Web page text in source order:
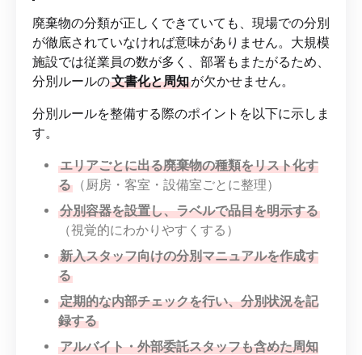
廃棄物の分類が正しくできていても、現場での分別
が徹底されていなければ意味がありません。大規模
施設では従業員の数が多く、部署もまたがるため、
分別ルールの文書化と周知が欠かせません。
分別ルールを整備する際のポイントを以下に示しま
す。
エリアごとに出る廃棄物の種類をリスト化す
る
（厨房・客室・設備室ごとに整理）
分別容器を設置し、ラベルで品目を明示する
（視覚的にわかりやすくする）
新入スタッフ向けの分別マニュアルを作成す
る
定期的な内部チェックを行い、分別状況を記
録する
アルバイト・外部委託スタッフも含めた周知